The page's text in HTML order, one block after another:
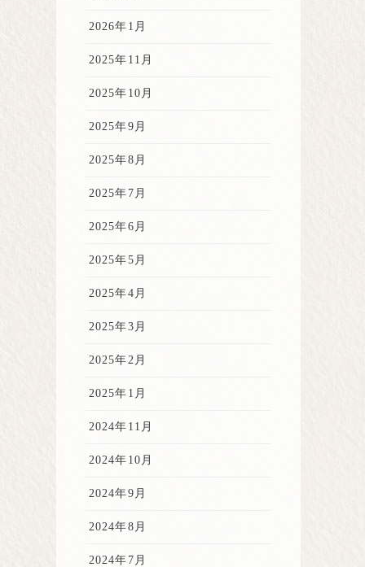
2026年1月
2025年11月
2025年10月
2025年9月
2025年8月
2025年7月
2025年6月
2025年5月
2025年4月
2025年3月
2025年2月
2025年1月
2024年11月
2024年10月
2024年9月
2024年8月
2024年7月